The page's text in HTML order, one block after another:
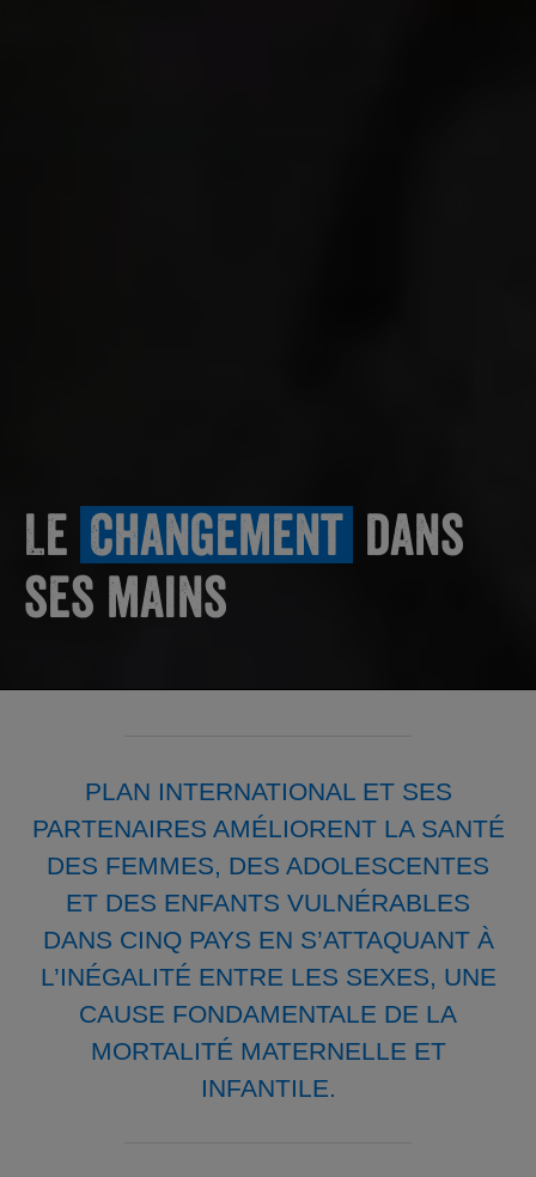
Le Changement dans
ses mains
PLAN INTERNATIONAL ET SES
PARTENAIRES AMÉLIORENT LA SANTÉ
DES FEMMES, DES ADOLESCENTES
ET DES ENFANTS VULNÉRABLES
DANS CINQ PAYS EN S’ATTAQUANT À
L’INÉGALITÉ ENTRE LES SEXES, UNE
CAUSE FONDAMENTALE DE LA
MORTALITÉ MATERNELLE ET
INFANTILE.